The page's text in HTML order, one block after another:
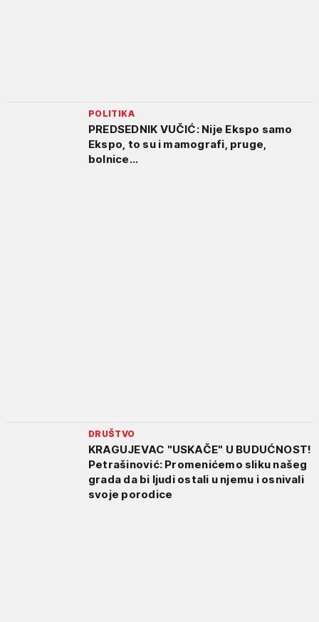
POLITIKA
PREDSEDNIK VUČIĆ: Nije Ekspo samo
Ekspo, to su i mamografi, pruge,
bolnice...
DRUŠTVO
KRAGUJEVAC "USKAČE" U BUDUĆNOST!
Petrašinović: Promenićemo sliku našeg
grada da bi ljudi ostali u njemu i osnivali
svoje porodice